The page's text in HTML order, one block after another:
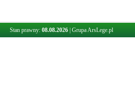
Stan prawny: 08.08.2026 Grupa ArsLege.pl